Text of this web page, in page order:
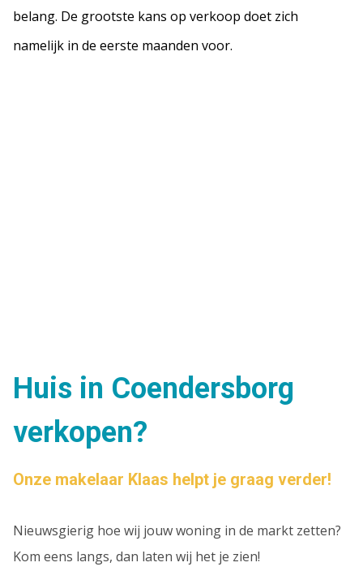
belang. De grootste kans op verkoop doet zich
namelijk in de eerste maanden voor.
Huis in Coendersborg
verkopen?
Onze makelaar Klaas helpt je graag verder!
Nieuwsgierig hoe wij jouw woning in de markt zetten?
Kom eens langs, dan laten wij het je zien!